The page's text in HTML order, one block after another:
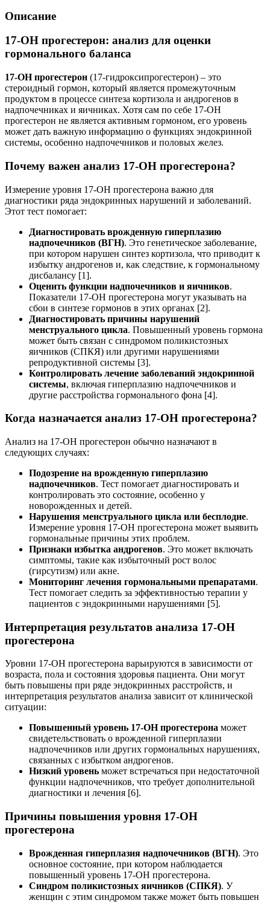
Описание
17-ОН прогестерон: анализ для оценки
гормонального баланса
17-ОН прогестерон (17-гидроксипрогестерон) – это
стероидный гормон, который является промежуточным
продуктом в процессе синтеза кортизола и андрогенов в
надпочечниках и яичниках. Хотя сам по себе 17-ОН
прогестерон не является активным гормоном, его уровень
может дать важную информацию о функциях эндокринной
системы, особенно надпочечников и половых желез.
Почему важен анализ 17-ОН прогестерона?
Измерение уровня 17-ОН прогестерона важно для
диагностики ряда эндокринных нарушений и заболеваний.
Этот тест помогает:
Диагностировать врожденную гиперплазию
надпочечников (ВГН). Это генетическое заболевание,
при котором нарушен синтез кортизола, что приводит к
избытку андрогенов и, как следствие, к гормональному
дисбалансу [1].
Оценить функции надпочечников и яичников.
Показатели 17-ОН прогестерона могут указывать на
сбои в синтезе гормонов в этих органах [2].
Диагностировать причины нарушений
менструального цикла. Повышенный уровень гормона
может быть связан с синдромом поликистозных
яичников (СПКЯ) или другими нарушениями
репродуктивной системы [3].
Контролировать лечение заболеваний эндокринной
системы, включая гиперплазию надпочечников и
другие расстройства гормонального фона [4].
Когда назначается анализ 17-ОН прогестерона?
Анализ на 17-ОН прогестерон обычно назначают в
следующих случаях:
Подозрение на врожденную гиперплазию
надпочечников. Тест помогает диагностировать и
контролировать это состояние, особенно у
новорожденных и детей.
Нарушения менструального цикла или бесплодие.
Измерение уровня 17-ОН прогестерона может выявить
гормональные причины этих проблем.
Признаки избытка андрогенов. Это может включать
симптомы, такие как избыточный рост волос
(гирсутизм) или акне.
Мониторинг лечения гормональными препаратами.
Тест помогает следить за эффективностью терапии у
пациентов с эндокринными нарушениями [5].
Интерпретация результатов анализа 17-ОН
прогестерона
Уровни 17-ОН прогестерона варьируются в зависимости от
возраста, пола и состояния здоровья пациента. Они могут
быть повышены при ряде эндокринных расстройств, и
интерпретация результатов анализа зависит от клинической
ситуации:
Повышенный уровень 17-ОН прогестерона может
свидетельствовать о врожденной гиперплазии
надпочечников или других гормональных нарушениях,
связанных с избытком андрогенов.
Низкий уровень может встречаться при недостаточной
функции надпочечников, что требует дополнительной
диагностики и лечения [6].
Причины повышения уровня 17-ОН
прогестерона
Врожденная гиперплазия надпочечников (ВГН). Это
основное состояние, при котором наблюдается
повышенный уровень 17-ОН прогестерона.
Синдром поликистозных яичников (СПКЯ). У
женщин с этим синдромом также может быть повышен